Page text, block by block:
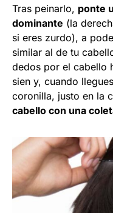
Tras peinarlo, ponte
dominante (la
si eres zurdo), a
similar al de tu
dedos por el cabello
sien y, cuando
coronilla, justo en la
cabello con una